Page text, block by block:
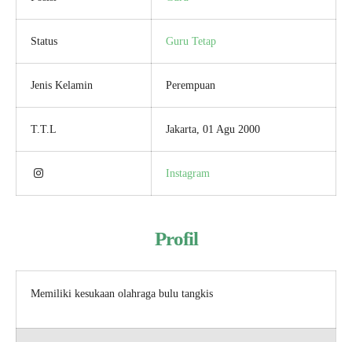
Status Guru Tetap
Jenis Kelamin Perempuan
T.T.L Jakarta, 01 Agu 2000
Instagram
Profil
Memiliki kesukaan olahraga bulu tangkis